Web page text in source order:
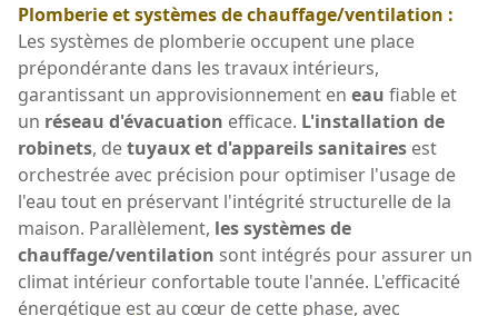
Plomberie et systèmes de chauffage/ventilation :
Les systèmes de plomberie occupent une place
prépondérante dans les travaux intérieurs,
garantissant un approvisionnement en eau fiable et
un réseau d'évacuation efficace. L'installation de
robinets, detuyaux et d'appareils sanitaires est
orchestrée avec précision pour optimiser l'usage de
l'eau tout en préservant l'intégrité structurelle de la
maison. Parallèlement, les systèmes de
chauffage/ventilation sont intégrés pour assurer un
climat intérieur confortable toute l'année. L'efficacité
énergétique est au cœur de cette phase, avec